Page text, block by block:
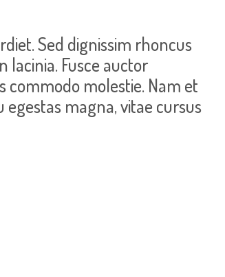
Sed dignissim rhoncus
lacinia. Fusce auctor
commodo molestie. Nam et
egestas magna, vitae cursus